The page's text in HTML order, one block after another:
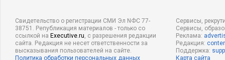
Свидетельство о регистрации СМИ Эл NФС 77-
38751. Републикация материалов - только со
ссылкой на Executive.ru, с разрешения редакции
сайта. Редакция не несет ответственности за
высказывания пользователей на сайте.
Политика обработки персональных данных
Сервисы,
Сервисы,
Реклама:
Редакция:
Поддержка:
Карта сайта